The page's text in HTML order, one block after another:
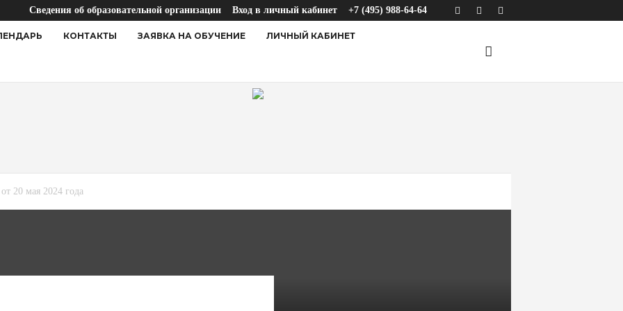
Сведения об образовательной организации Вход в личный кабинет +7 (495) 988-64-64
КОНТАКТЫ ЗАЯВКА НА ОБУЧЕНИЕ ЛИЧНЫЙ КАБИНЕТ
20 мая 2024 года